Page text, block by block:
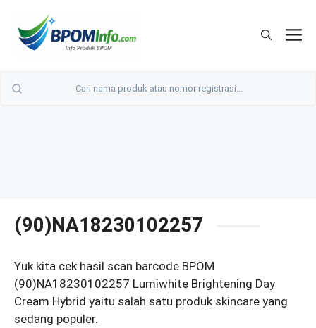
(90)NA18230102257
Yuk kita cek hasil scan barcode BPOM
(90)NA18230102257 Lumiwhite Brightening Day
Cream Hybrid yaitu salah satu produk skincare yang
sedang populer.